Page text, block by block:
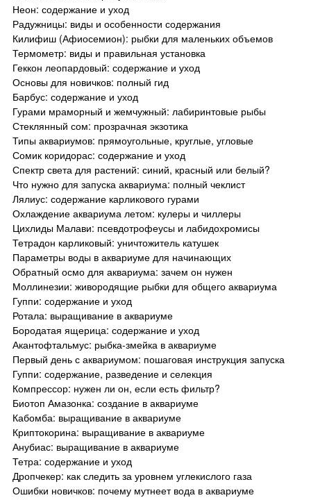
Неон: содержание и уход
Радужницы: виды и особенности содержания
Килифиш (Афиосемион): рыбки для маленьких объемов
Термометр: виды и правильная установка
Геккон леопардовый: содержание и уход
Основы для новичков: полный гид
Барбус: содержание и уход
Гурами мраморный и жемчужный: лабиринтовые рыбы
Стеклянный сом: прозрачная экзотика
Типы аквариумов: прямоугольные, круглые, угловые
Сомик коридорас: содержание и уход
Спектр света для растений: синий, красный или белый?
Что нужно для запуска аквариума: полный чеклист
Лялиус: содержание карликового гурами
Охлаждение аквариума летом: кулеры и чиллеры
Цихлиды Малави: псевдотрофеусы и лабидохромисы
Тетрадон карликовый: уничтожитель катушек
Параметры воды в аквариуме для начинающих
Обратный осмо для аквариума: зачем он нужен
Моллинезии: живородящие рыбки для общего аквариума
Гуппи: содержание и уход
Ротала: выращивание в аквариуме
Бородатая ящерица: содержание и уход
Акантофтальмус: рыбка-змейка в аквариуме
Первый день с аквариумом: пошаговая инструкция запуска
Гуппи: содержание, разведение и селекция
Компрессор: нужен ли он, если есть фильтр?
Биотоп Амазонка: создание в аквариуме
Кабомба: выращивание в аквариуме
Криптокорина: выращивание в аквариуме
Анубиас: выращивание в аквариуме
Тетра: содержание и уход
Дропчекер: как следить за уровнем углекислого газа
Ошибки новичков: почему мутнеет вода в аквариуме